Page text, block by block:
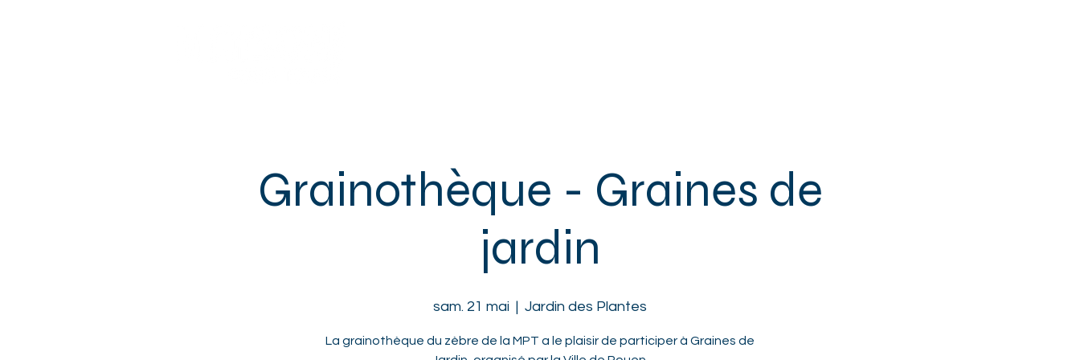
Grainothèque - Graines de
jardin
sam. 21 mai
  |
Jardin des Plantes
La grainothèque du zèbre de la MPT a le plaisir de participer à Graines de